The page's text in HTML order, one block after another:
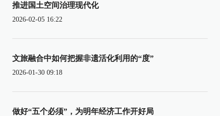
推进国土空间治理现代化
2026-02-05 16:22
文旅融合中如何把握非遗活化利用的“度”
2026-01-30 09:18
做好“五个必须”，为明年经济工作开好局